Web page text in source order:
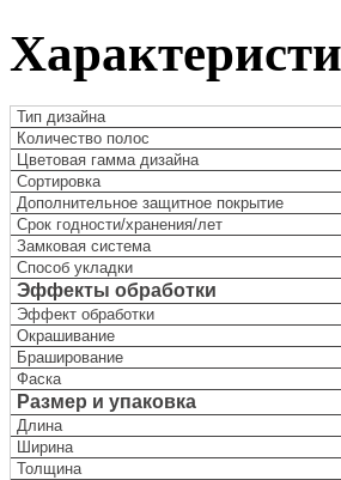
Тип дизайна
Количество полос
Цветовая гамма дизайна
Сортировка
Дополнительное защитное покрытие
Срок годности/хранения/лет
Замковая система
Способ укладки
Эффекты обработки
Эффект обработки
Окрашивание
Браширование
Фаска
Размер и упаковка
Длина
Ширина
Толщина